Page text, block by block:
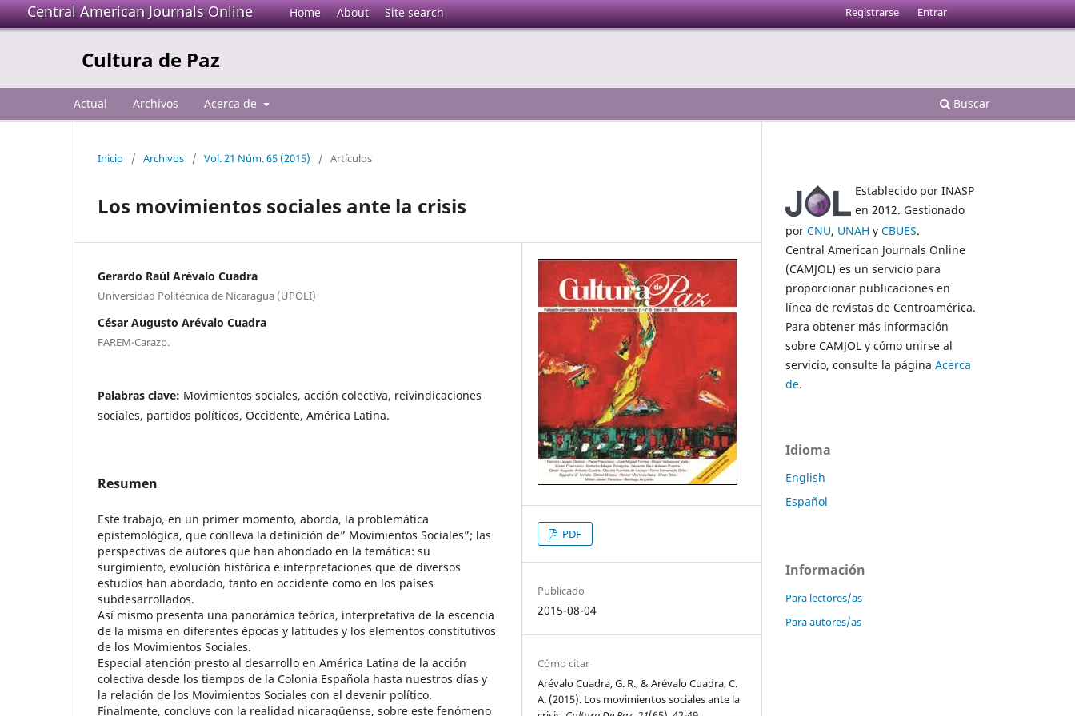
Central American Journals Online Home About Site search
Cultura de Paz
Actual Archivos Acerca de Buscar
Registrarse Entrar
Inicio / Archivos / Vol. 21 Núm. 65 (2015) / Artículos
Los movimientos sociales ante la crisis
Gerardo Raúl Arévalo Cuadra
Universidad Politécnica de Nicaragua (UPOLI)
César Augusto Arévalo Cuadra
FAREM-Carazp.
Palabras clave: Movimientos sociales, acción colectiva, reivindicaciones
sociales, partidos políticos, Occidente, América Latina.
Resumen
Este trabajo, en un primer momento, aborda, la problemática
epistemológica, que conlleva la definición de” Movimientos Sociales”; las
perspectivas de autores que han ahondado en la temática: su
surgimiento, evolución histórica e interpretaciones que de diversos
estudios han abordado, tanto en occidente como en los países
subdesarrollados.
Así mismo presenta una panorámica teórica, interpretativa de la escencia
de la misma en diferentes épocas y latitudes y los elementos constitutivos
de los Movimientos Sociales.
Especial atención presto al desarrollo en América Latina de la acción
colectiva desde los tiempos de la Colonia Española hasta nuestros días y
la relación de los Movimientos Sociales con el devenir político.
Finalmente, concluye con la realidad nicaragüense, sobre este fenómeno
PDF
Publicado
2015-08-04
Cómo citar
Arévalo Cuadra, G. R., & Arévalo Cuadra, C.
A. (2015). Los movimientos sociales ante la
Establecido por INASP
en 2012. Gestionado
por CNU, UNAH y CBUES.
Central American Journals Online
(CAMJOL) es un servicio para
proporcionar publicaciones en
línea de revistas de Centroamérica.
Para obtener más información
sobre CAMJOL y cómo unirse al
servicio, consulte la página Acerca
de.
Idioma
English
Español
Información
Para lectores/as
Para autores/as